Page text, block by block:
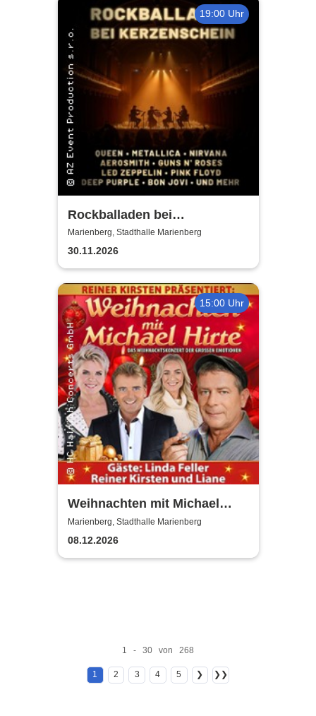
19:00 Uhr
Rockballaden bei
Kerzenschein
Marienberg, Stadthalle Marienberg
30.11.2026
15:00 Uhr
Weihnachten mit Michael
Hirte 2026
Marienberg, Stadthalle Marienberg
08.12.2026
1 - 30 von 268
1 2 3 4 5 ❯ ❯❯